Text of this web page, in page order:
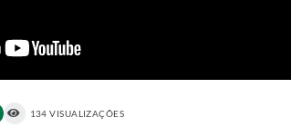
134 VISUALIZAÇÕES